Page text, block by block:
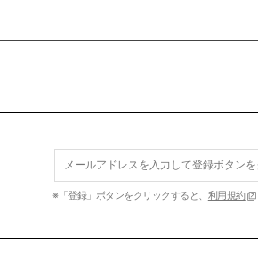
※「登録」ボタンをクリックすると、 利用規約